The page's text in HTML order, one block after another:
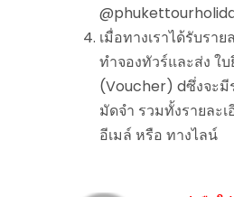
เมื่อทางเราได้รับราย
ทำจองทัวร์และส่ง ใ
(Voucher) dซึ่งจะมี
มัดจำ รวมทั้งรายละ
อีเมล์ หรือ ทางไลน์